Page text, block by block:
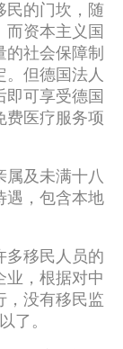
的门坎，随
而资本主义国
社会保障制
。但德国法人
即可享受德国
费医疗服务项
及未满十八
遇，包含本地
移民人员的
业，根据对中
，没有移民监
了。